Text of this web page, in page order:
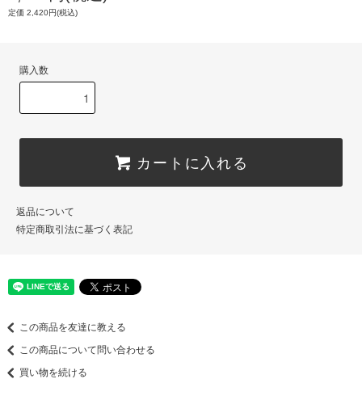
定価 2,420円(税込)
購入数
カートに入れる
返品について
特定商取引法に基づく表記
この商品を友達に教える
この商品について問い合わせる
買い物を続ける